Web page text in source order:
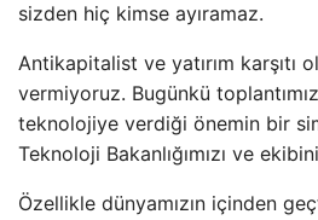
sizden hiç kimse ayıramaz.
Antikapitalist ve yatırım karşıtı
vermiyoruz. Bugünkü
teknolojiye verdiği önemin bir
Teknoloji Bakanlığımızı ve
Özellikle dünyamızın içinden